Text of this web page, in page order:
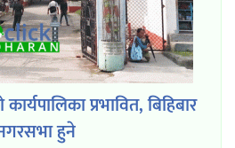
प्रभावित, बिहिबार
हुने